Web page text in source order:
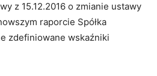
z 15.12.2016 o zmianie ustawy
raporcie Spółka
zdefiniowane wskaźniki